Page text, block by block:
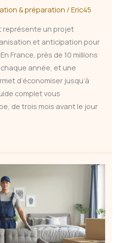
& préparation /Eric45
représente un projet
et anticipation pour
France, près de 10 millions
année, et une
d’économiser jusqu’à
complet vous
de trois mois avant le jour